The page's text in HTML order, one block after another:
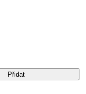
Přidat